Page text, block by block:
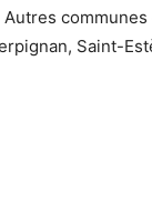
Saint-